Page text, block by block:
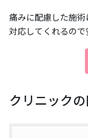
痛みに配慮した施
対応してくれるので
クリニック